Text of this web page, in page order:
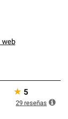
de techos
estrictos
web
★ 5
29 reseñas